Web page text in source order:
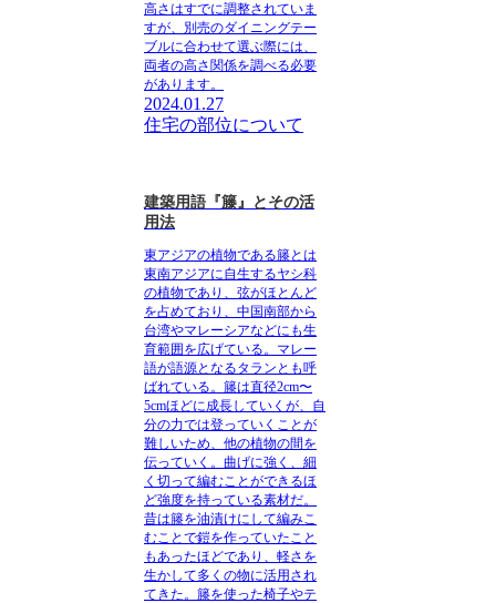
高さはすでに調整されていま
すが、別売のダイニングテー
ブルに合わせて選ぶ際には、
両者の高さ関係を調べる必要
があります。
2024.01.27
住宅の部位について
建築用語『籐』とその活
用法
東アジアの植物である籐とは
東南アジアに自生するヤシ科
の植物であり、弦がほとんど
を占めており、中国南部から
台湾やマレーシアなどにも生
育範囲を広げている。マレー
語が語源となるタランとも呼
ばれている。籐は直径2cm〜
5cmほどに成長していくが、自
分の力では登っていくことが
難しいため、他の植物の間を
伝っていく。曲げに強く、細
く切って編むことができるほ
ど強度を持っている素材だ。
昔は籐を油漬けにして編みこ
むことで鎧を作っていたこと
もあったほどであり、軽さを
生かして多くの物に活用され
てきた。籐を使った椅子やテ